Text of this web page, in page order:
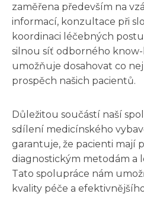
zaměřena především na
informací, konzultace při
koordinaci léčebných
silnou síť odborného
umožňuje dosahovat co
prospěch našich pacientů.
Důležitou součástí naší
sdílení medicínského
garantuje, že pacienti mají
diagnostickým metodám a
Tato spolupráce nám
kvality péče a